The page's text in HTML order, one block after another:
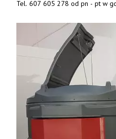
Tel. 607 605 278 od pn - pt w